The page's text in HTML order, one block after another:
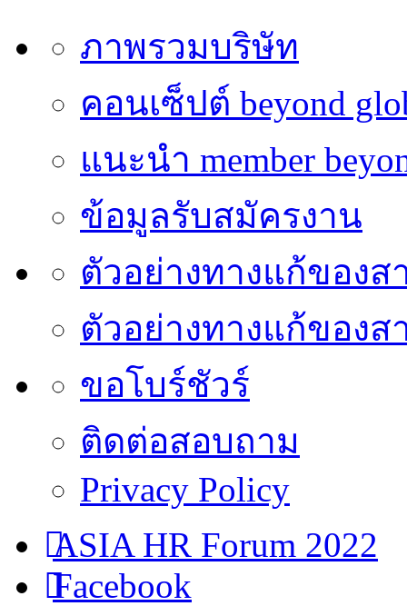
ภาพรวมบริษัท
คอนเซ็ปต์ beyond
แนะนำ member
ข้อมูลรับสมัครงาน
ตัวอย่างทางแก้ของส
ตัวอย่างทางแก้ของส
ขอโบร์ชัวร์
ติดต่อสอบถาม
Privacy Policy
ASIA HR Forum 2022
Facebook